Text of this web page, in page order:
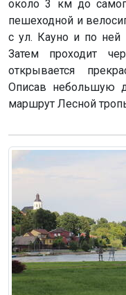
около 3 км до
пешеходной и
с ул. Кауно и по ней
Затем проходит
открывается
Описав небольшую
маршрут Лесной